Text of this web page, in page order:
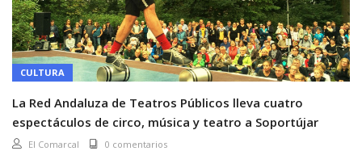
CULTURA
La Red Andaluza de Teatros Públicos lleva cuatro
espectáculos de circo, música y teatro a Soportújar
El Comarcal 0 comentarios